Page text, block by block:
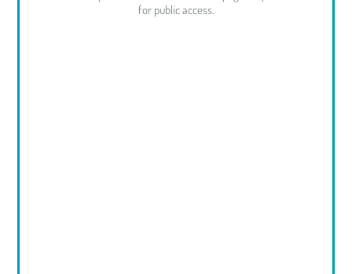
for public access.